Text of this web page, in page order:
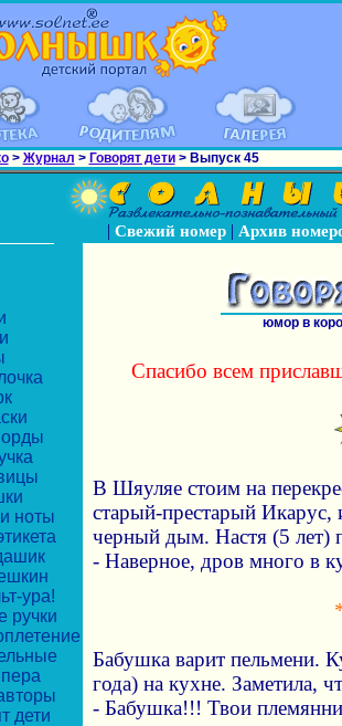
> Журнал > Говорят дети> Выпуск 45
| Свежий номер| Архив
ноты
ура!
ручки
дети
юмор в
Спасибо всем
В Шяуляе стоим на
старый-престарый
черный дым. Настя (5 лет)
- Наверное, дров много в
Бабушка варит пельмени.
года) на кухне. Заметила,
- Бабушка!!! Твои